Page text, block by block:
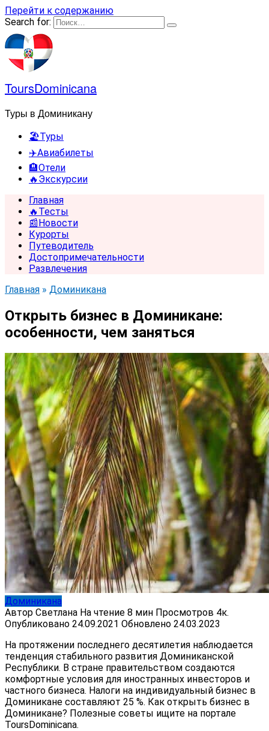
Перейти к содержанию
Search for:
ToursDominicana
Туры в Доминикану
🏖️Туры
✈️Авиабилеты
🏨Отели
🔥Экскурсии
Главная
🔥Тесты
📰Новости
Курорты
Путеводитель
Достопримечательности
Развлечения
Главная » Доминикана
Открыть бизнес в Доминикане:
особенности, чем заняться
Доминикана
Автор Светлана На чтение 8 мин Просмотров 4к.
Опубликовано 24.09.2021 Обновлено 24.03.2023
На протяжении последнего десятилетия наблюдается
тенденция стабильного развития Доминиканской
Республики. В стране правительством создаются
комфортные условия для иностранных инвесторов и
частного бизнеса. Налоги на индивидуальный бизнес в
Доминикане составляют 25 %. Как открыть бизнес в
Доминикане? Полезные советы ищите на портале
ToursDominicana.